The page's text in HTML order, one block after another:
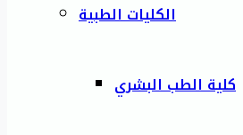
الكليات الطبية
كلية الطب البشري